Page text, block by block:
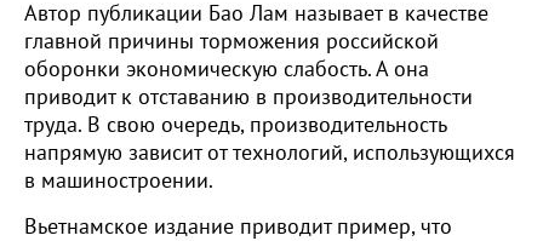
Автор публикации Бао Лам называет в качестве
главной причины торможения российской
оборонки экономическую слабость. А она
приводит к отставанию в производительности
труда. В свою очередь, производительность
напрямую зависит от технологий, использующихся
в машиностроении.
Вьетнамское издание приводит пример, что